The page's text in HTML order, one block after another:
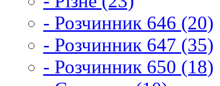
- Розчинник 646 (20)
- Розчинник 647 (35)
- Розчинник 650 (18)